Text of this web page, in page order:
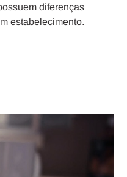
diferenças
estabelecimento.